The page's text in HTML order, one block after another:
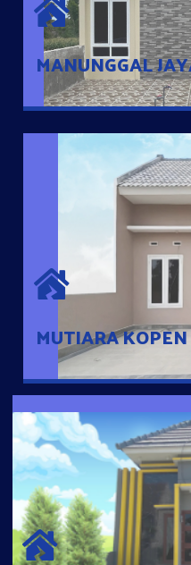
MANUNGGAL
dengan pusat kota
MUTIARA KOPEN
MUTIARA KOPEN
Hunian nyaman dengan
kota, 2 menit dari Ring Road
BGF HOUSE
Hunian Mewah Pusat Kota
Parkir Mobil dengan 3 Kamar